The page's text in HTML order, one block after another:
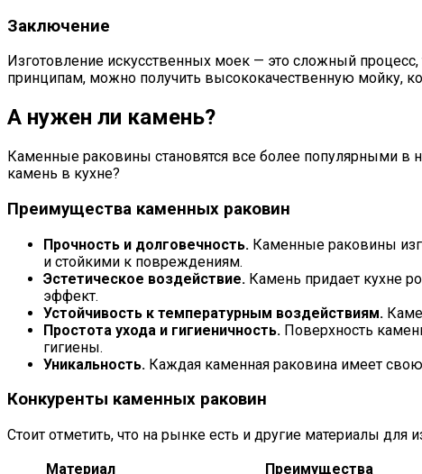
Заключение
Изготовление искусственных моек — это сложный
принципам, можно получить высококачественную мойку,
А нужен ли камень?
Каменные раковины становятся все более популярными в
камень в кухне?
Преимущества каменных раковин
Прочность и долговечность. Каменные раковины
и стойкими к повреждениям.
Эстетическое воздействие. Камень придает кухне
эффект.
Устойчивость к температурным воздействиям.
Простота ухода и гигиеничность. Поверхность
гигиены.
Уникальность. Каждая каменная раковина имеет свою
Конкуренты каменных раковин
Стоит отметить, что на рынке есть и другие материалы для
Материал
Преимущества